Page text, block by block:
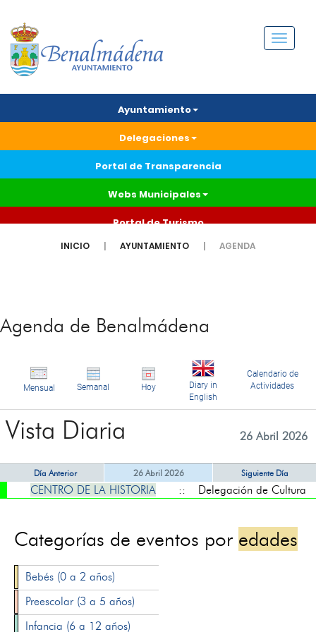
Menú
Ayuntamiento
Delegaciones
Portal de Transparencia
Webs Municipales
Portal de Turismo
INICIO AYUNTAMIENTO AGENDA
Agenda de Benalmádena
Mensual Semanal Hoy
Diary in
English
Calendario de
Actividades
Vista Diaria 26 Abril 2026
Día Anterior 26 Abril 2026 Siguiente Día
CENTRO DE LA HISTORIA :: Delegación de Cultura
Categorías de eventos por edades
Bebés (0 a 2 años)
Preescolar (3 a 5 años)
Infancia (6 a 12 años)